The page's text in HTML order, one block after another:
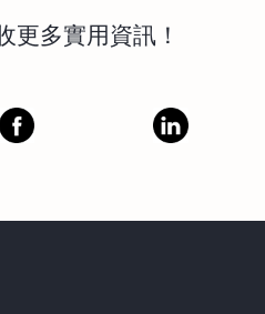
更多實用資訊！